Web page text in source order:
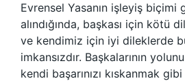
Evrensel Yasanın işleyiş biçimi
alındığında, başkası için kötü
ve kendimiz için iyi dileklerde
imkansızdır. Başkalarının
kendi başarınızı kıskanmak